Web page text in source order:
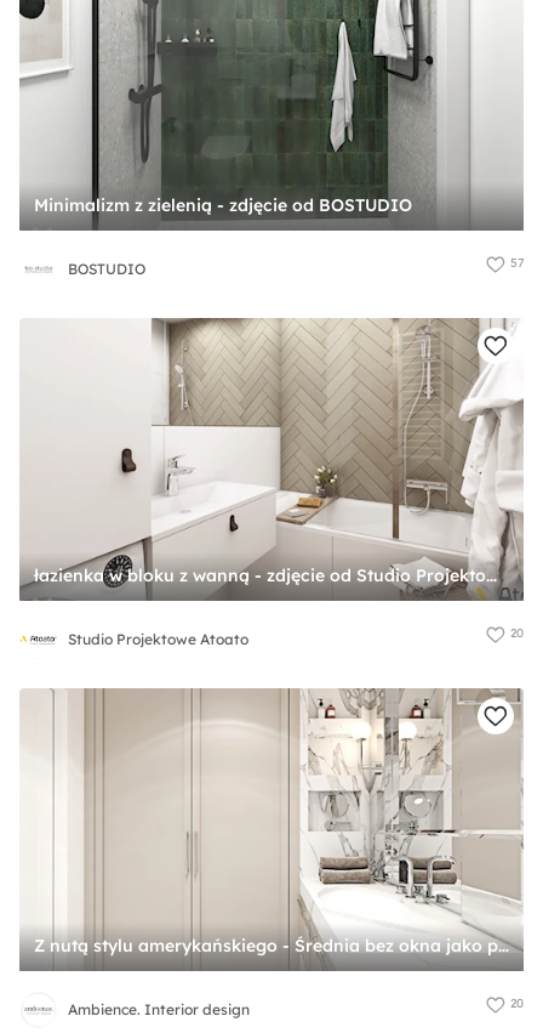
Minimalizm z zielenią - zdjęcie od BOSTUDIO
BOSTUDIO 57
łazienka w bloku z wanną - zdjęcie od Studio Projektowe Atoato
Studio Projektowe Atoato 20
Z nutą stylu amerykańskiego - Średnia bez okna jako pokój kąpielowy z lustrem z punktowym oświetleniem łazienka, styl glamour - zdjęcie od Ambience. Interior design
Ambience. Interior design 20